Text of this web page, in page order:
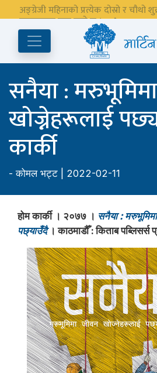
अङ्ग्रेजी महिनाको प्रत्येक दोस्रो र चौथो
पुस्तकालय बन्द रहने छ ।
सनैया :
खोज्नेहरूलाई
कार्की
-कोमल भट्ट | 2022-02-11
होम कार्की । २०७७ । सनैया :
पछ्याउँदै। काठमाडौँ : किताब पब्लिसर्स